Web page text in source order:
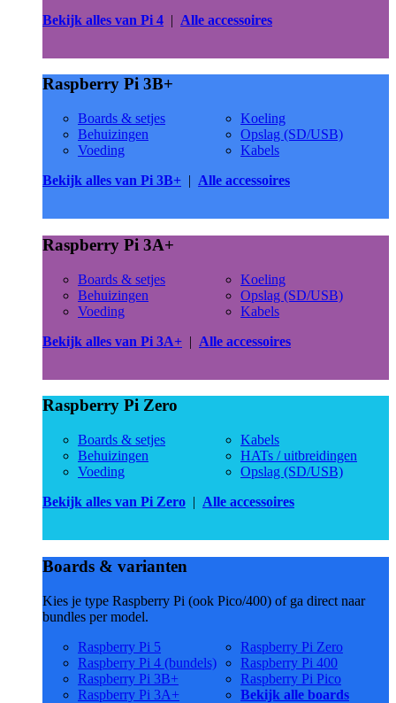
Bekijk alles van Pi 4 | Alle accessoires
Raspberry Pi 3B+
Boards & setjes
Behuizingen
Voeding
Koeling
Opslag (SD/USB)
Kabels
Bekijk alles van Pi 3B+ | Alle accessoires
Raspberry Pi 3A+
Boards & setjes
Behuizingen
Voeding
Koeling
Opslag (SD/USB)
Kabels
Bekijk alles van Pi 3A+ | Alle accessoires
Raspberry Pi Zero
Boards & setjes
Behuizingen
Voeding
Kabels
HATs / uitbreidingen
Opslag (SD/USB)
Bekijk alles van Pi Zero | Alle accessoires
Boards & varianten
Kies je type Raspberry Pi (ook Pico/400) of ga direct naar
bundles per model.
Raspberry Pi 5
Raspberry Pi 4 (bundels)
Raspberry Pi 3B+
Raspberry Pi 3A+
Raspberry Pi Zero
Raspberry Pi 400
Raspberry Pi Pico
Bekijk alle boards